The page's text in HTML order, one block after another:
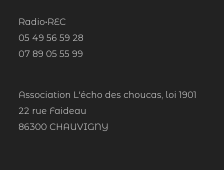
Radio•REC
05 49 56 59 28
07 89 05 55 99
Association L'écho des choucas, loi 1901
22 rue Faideau
86300 CHAUVIGNY